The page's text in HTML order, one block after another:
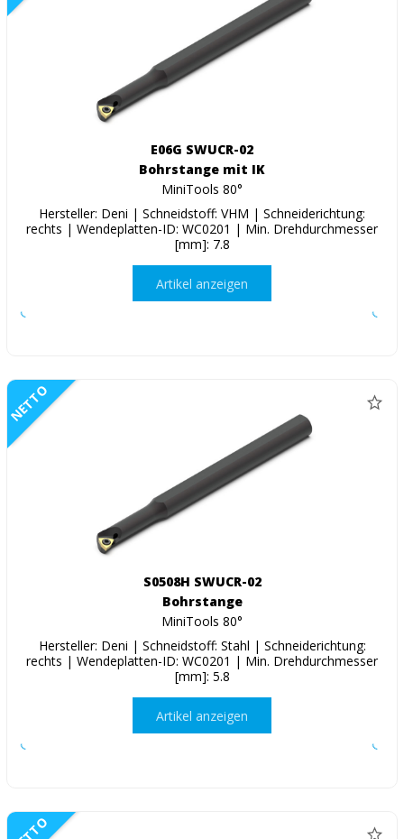
E06G SWUCR-02
Bohrstange mit IK
MiniTools 80°
Hersteller: Deni | Schneidstoff: VHM | Schneiderichtung:
rechts | Wendeplatten-ID: WC0201 | Min. Drehdurchmesser
[mm]: 7.8
Artikel anzeigen
NETTO
S0508H SWUCR-02
Bohrstange
MiniTools 80°
Hersteller: Deni | Schneidstoff: Stahl | Schneiderichtung:
rechts | Wendeplatten-ID: WC0201 | Min. Drehdurchmesser
[mm]: 5.8
Artikel anzeigen